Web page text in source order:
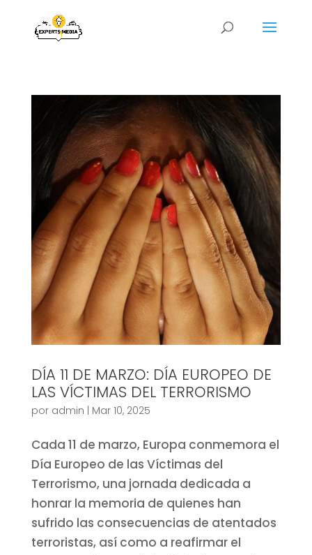
DÍA 11 DE MARZO: DÍA EUROPEO DE
LAS VÍCTIMAS DEL TERRORISMO
por admin Mar 10, 2025
Cada 11 de marzo, Europa conmemora el
Día Europeo de las Víctimas del
Terrorismo, una jornada dedicada a
honrar la memoria de quienes han
sufrido las consecuencias de atentados
terroristas, así como a reafirmar el